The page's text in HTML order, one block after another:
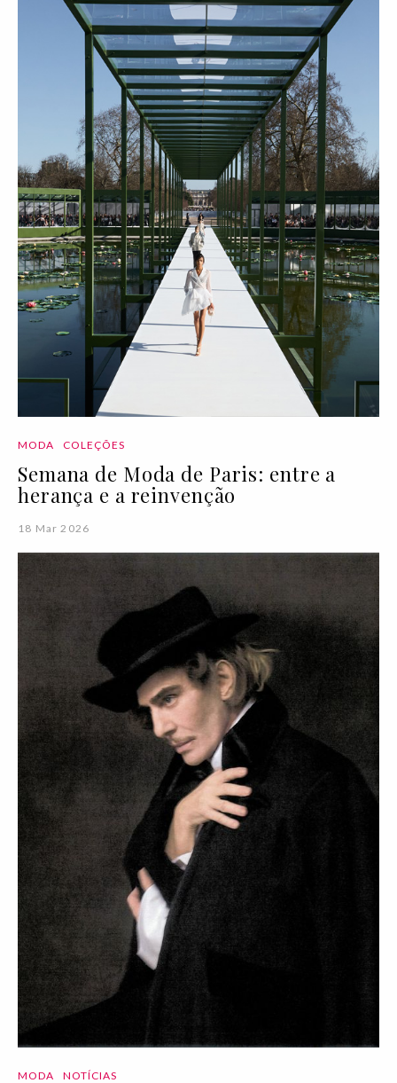
MODA COLEÇÕES
Semana de Moda de Paris: entre a
herança e a reinvenção
18 Mar 2026
MODA NOTÍCIAS